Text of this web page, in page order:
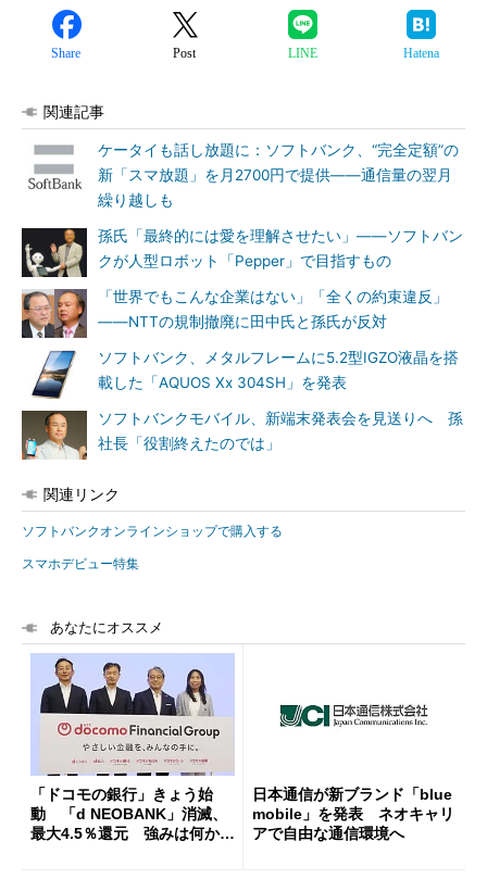
Share Post LINE Hatena
関連記事
ケータイも話し放題に：ソフトバンク、“完全定額”の
新「スマ放題」を月2700円で提供――通信量の翌月
繰り越しも
孫氏「最終的には愛を理解させたい」――ソフトバン
クが人型ロボット「Pepper」で目指すもの
「世界でもこんな企業はない」「全くの約束違反」
――NTTの規制撤廃に田中氏と孫氏が反対
ソフトバンク、メタルフレームに5.2型IGZO液晶を搭
載した「AQUOS Xx 304SH」を発表
ソフトバンクモバイル、新端末発表会を見送りへ 孫
社長「役割終えたのでは」
関連リンク
ソフトバンクオンラインショップで購入する
スマホデビュー特集
あなたにオススメ
「ドコモの銀行」きょう始
動 「d NEOBANK」消滅、
最大4.5％還元 強みは何か解
日本通信が新ブランド「blue
mobile」を発表 ネオキャリ
アで自由な通信環境へ